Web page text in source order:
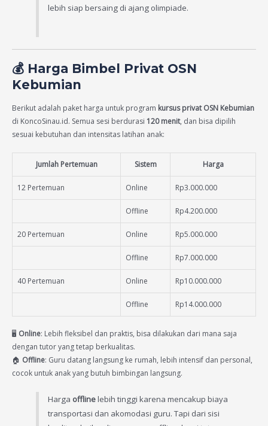
lebih siap bersaing di ajang olimpiade.
💰 Harga Bimbel Privat OSN
Kebumian
Berikut adalah paket harga untuk program kursus privat OSN Kebumian
di KoncoSinau.id. Semua sesi berdurasi 120 menit, dan bisa dipilih
sesuai kebutuhan dan intensitas latihan anak:
Jumlah Pertemuan Sistem Harga
12 Pertemuan Online Rp3.000.000
Offline Rp4.200.000
20 Pertemuan Online Rp5.000.000
Offline Rp7.000.000
40 Pertemuan Online Rp10.000.000
Offline Rp14.000.000
🖥️ Online: Lebih fleksibel dan praktis, bisa dilakukan dari mana saja
dengan tutor yang tetap berkualitas.
🏠 Offline: Guru datang langsung ke rumah, lebih intensif dan personal,
cocok untuk anak yang butuh bimbingan langsung.
Harga offlinelebih tinggi karena mencakup biaya
transportasi dan akomodasi guru. Tapi dari sisi